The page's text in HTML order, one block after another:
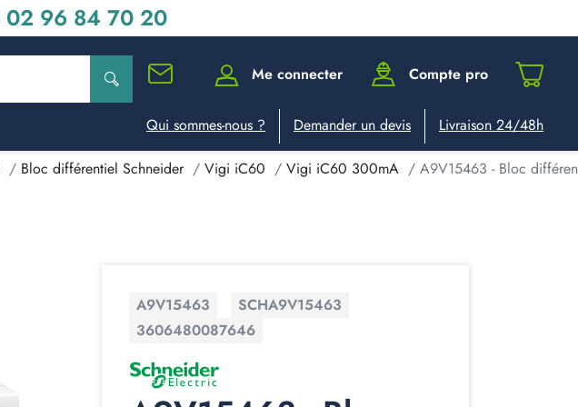
02 96 84 70 20
Me connecter Compte pro
Qui sommes-nous ? Demander un devis Livraison 24/48h
Bloc différentiel Schneider Vigi iC60 Vigi iC60 300mA A9V15463 - Bloc
A9V15463
SCHA9V15463
3606480087646